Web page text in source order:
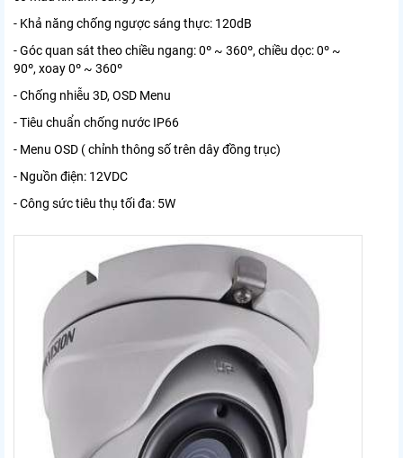
- Khả năng chống ngược sáng thực: 120dB
- Góc quan sát theo chiều ngang: 0º ~ 360º, chiều dọc: 0º ~
90º, xoay 0º ~ 360º
- Chống nhiễu 3D, OSD Menu
- Tiêu chuẩn chống nước IP66
- Menu OSD ( chỉnh thông số trên dây đồng trục)
- Nguồn điện: 12VDC
- Công sức tiêu thụ tốiđa: 5W